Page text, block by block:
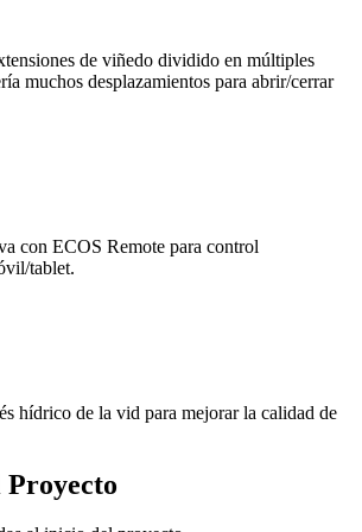
de viñedo dividido en múltiples
muchos desplazamientos para abrir/cerrar
con ECOS Remote para control
tablet.
hídrico de la vid para mejorar la calidad de
Proyecto